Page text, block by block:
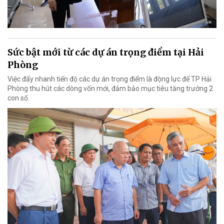
Sức bật mới từ các dự án trọng điểm tại Hải
Phòng
Việc đẩy nhanh tiến độ các dự án trọng điểm là động lực để TP Hải
Phòng thu hút các dòng vốn mới, đảm bảo mục tiêu tăng trưởng 2
con số.